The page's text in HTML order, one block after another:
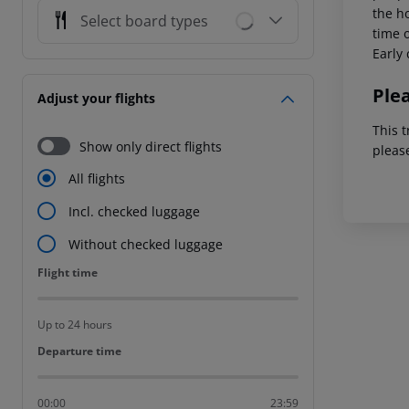
Select board types
Adjust your flights
Show only direct flights
All flights
Incl. checked luggage
Without checked luggage
Flight time
Flight time
Up to 24 hours
Departure time
Departure time
00:00 23:59
the
time
Early
This